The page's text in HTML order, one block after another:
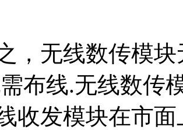
无线数传模块
布线.无线数传
收发模块在市